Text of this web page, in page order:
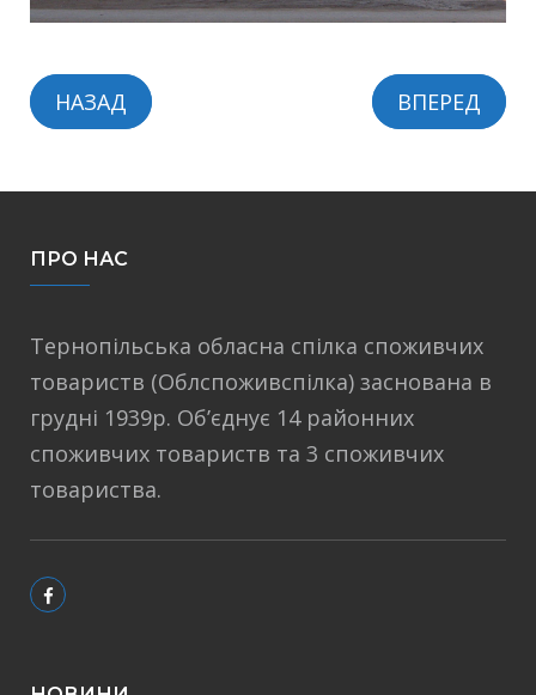
НАЗАД ВПЕРЕД
ПРО НАС
Тернопільська обласна спілка споживчих
товариств (Облспоживспілка) заснована в
грудні 1939р. Об’єднує 14 районних
споживчих товариств та 3 споживчих
товариства.